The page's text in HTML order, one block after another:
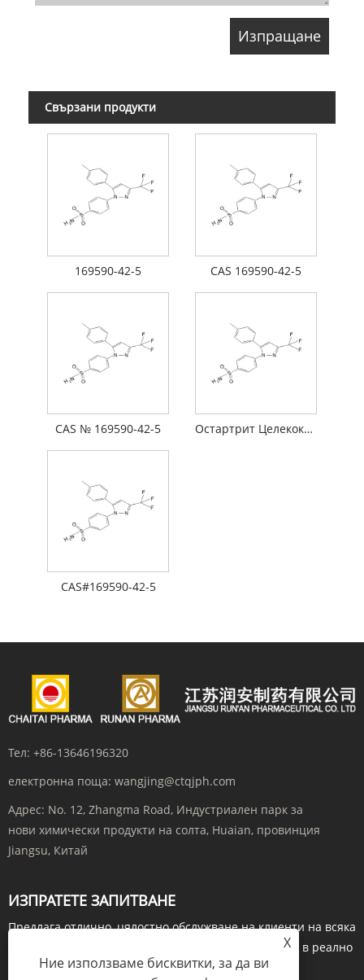
Свързани продукти
169590-42-5 CAS 169590-42-5
CAS № 169590-42-5 Остартрит Целекоксиб
CAS#169590-42-5
Тел: +86-13646196320
електронна поща: wangjing@ctqjph.com
Адрес: No. 12, Zhangma Road, Индустриален парк за
нови химически продукти на солта, Huaian, провинция
Jiangsu, Китай
ИЗПРАТЕТЕ ЗАПИТВАНЕ
Предлага отлично, цялостно обслужване на клиенти на всяка
стъпка. Преди да поръчате, направете запитвания в реално
време чрез...
X
Ние използваме бисквитки, за да ви